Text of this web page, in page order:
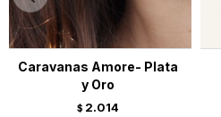
Caravanas Amore- Plata
y Oro
$ 2.014